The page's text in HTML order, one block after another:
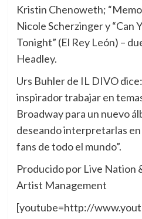
Kristin Chenoweth;
Nicole Scherzinger y “Can
Tonight” (El Rey León) –
Headley.
Urs Buhler de IL DIVO
inspirador trabajar en
Broadway para un nuevo
deseando interpretarlas
fans de todo el mundo”.
Producido por Live Nation
Artist Management
[youtube=http://